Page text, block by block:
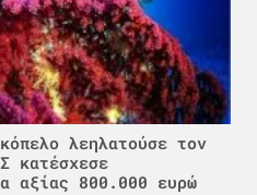
λεηλατούσε τον
κατέσχεσε
αξίας 800.000 ευρώ